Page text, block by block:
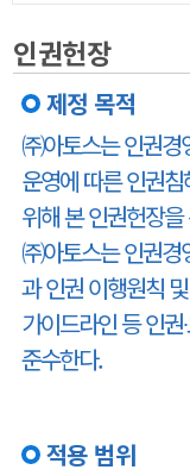
인권헌장
제정 목적
㈜아토스는 인권경
운영에 따른 인권
위해 본 인권헌장
㈜아토스는 인권경
과 인권 이행원칙
가이드라인 등 인
준수한다.
적용 범위